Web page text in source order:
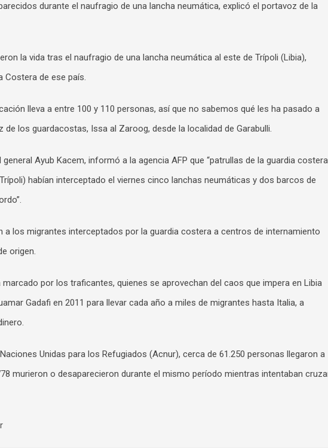
durante el naufragio de una lancha neumática, explicó el portavoz de la
la vida tras el naufragio de una lancha neumática al este de Trípoli (Libia),
Costera de ese país.
lleva a entre 100 y 110 personas, así que no sabemos qué les ha pasado a
de los guardacostas, Issa al Zaroog, desde la localidad de Garabulli.
Ayub Kacem, informó a la agencia AFP que “patrullas de la guardia costera
habían interceptado el viernes cinco lanchas neumáticas y dos barcos de
a los migrantes interceptados por la guardia costera a centros de internamiento
origen.
por los traficantes, quienes se aprovechan del caos que impera en Libia
Gadafi en 2011 para llevar cada año a miles de migrantes hasta Italia, a
Unidas para los Refugiados (Acnur), cerca de 61.250 personas llegaron a
murieron o desaparecieron durante el mismo período mientras intentaban